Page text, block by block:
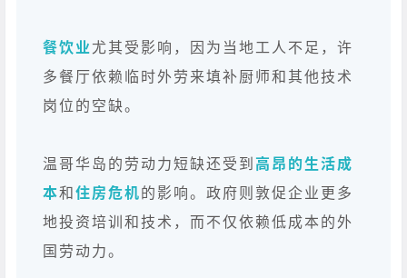
餐饮业尤其受影响，因为当地工人不足，许
多餐厅依赖临时外劳来填补厨师和其他技术
岗位的空缺。
温哥华岛的劳动力短缺还受到 高昂的生活成
本和住房危机的影响。政府则敦促企业更多
地投资培训和技术，而不仅依赖低成本的外
国劳动力。